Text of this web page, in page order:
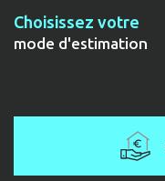
Choisissez votre
mode d'estimation